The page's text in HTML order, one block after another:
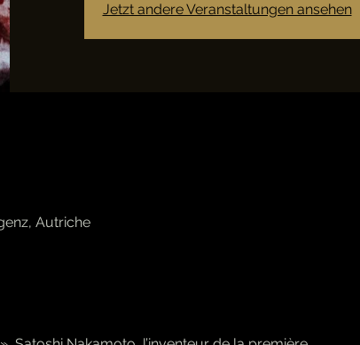
Jetzt andere Veranstaltungen ansehen
Autriche